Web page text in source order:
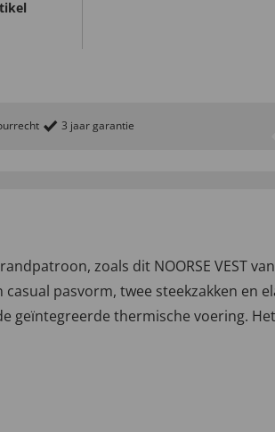
3 jaar garantie
zoals dit NOORSE VEST
pasvorm, twee steekzakken en
geïntegreerde thermische voering.